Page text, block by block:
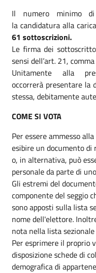
Il numero minimo di
la candidatura alla
61 sottoscrizioni.
Le firma dei
sensi dell’art. 21,
Unitamente alla
occorrerà presentare la
stessa, debitamente
COME SI VOTA
Per essere ammesso
esibire un documento
o, in alternativa, può
personale da parte di
Gli estremi del
componente del seggio
sono apposti sulla lista
nome dell'elettore.
nota nella lista
Per esprimere il proprio
disposizione schede di
demografica di